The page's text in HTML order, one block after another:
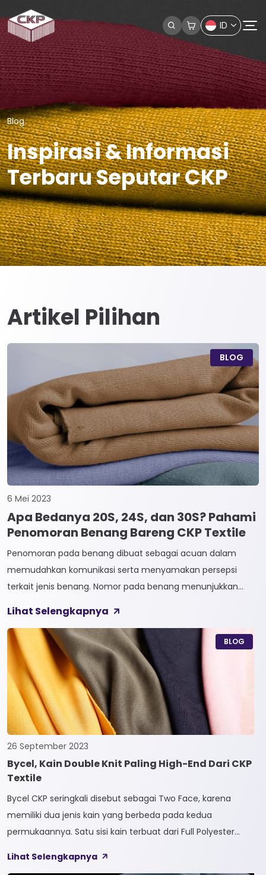
ID
Blog
Inspirasi & Informasi
Terbaru Seputar CKP
Artikel Pilihan
BLOG
6 Mei 2023
Apa Bedanya 20S, 24S, dan 30S? Pahami
Penomoran Benang Bareng CKP Textile
Penomoran pada benang dibuat sebagai acuan dalam
memudahkan komunikasi serta menyamakan persepsi
terkait jenis benang. Nomor pada benang menunjukkan
penomoran sendiri terbagi menjadi dua, Tidak Langsung dan
Langsung. 1. Penomoran Tidak Langsung Penomoran Tidak
Langsung biasa diaplikasikan pada jenis Natural Fiber, seperti
Rayon dan Cotton. Satuan yang paling […]
Lihat Selengkapnya
BLOG
26 September 2023
Bycel, Kain Double Knit Paling High-End Dari CKP
Textile
Bycel CKP seringkali disebut sebagai Two Face, karena
memiliki dua jenis kain yang berbeda pada kedua
permukaannya. Satu sisi kain terbuat dari Full Polyester
Bycel merupakan kain High-End karena bersifat Fungsional,
Lihat Selengkapnya